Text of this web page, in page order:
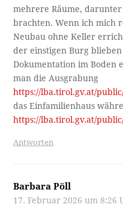
mehrere Räume,
brachten. Wenn ich mich
Neubau ohne Keller
der einstigen Burg
Dokumentation im Boden
man die Ausgrabung
https://lba.tirol.gv.at/
das Einfamilienhaus
https://lba.tirol.gv.at/
Antworten
Barbara Pöll
17. Februar 2026 um 8:26